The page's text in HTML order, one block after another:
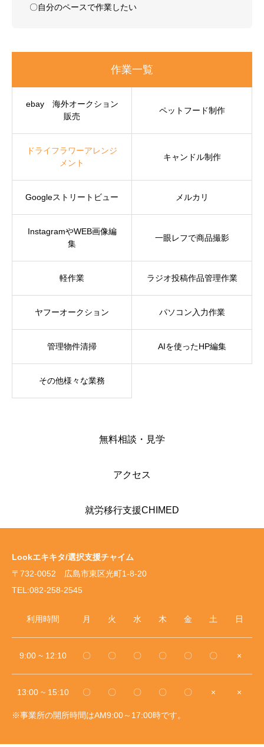
〇自分のペースで作業したい
作業一覧
ebay 海外オークション
販売
ペットフード制作
ドライフラワーアレンジ
メント
キャンドル制作
Googleストリートビュー メルカリ
InstagramやWEB画像編
集
一眼レフで商品撮影
軽作業 ラジオ投稿作品管理作業
ヤフーオークション パソコン入力作業
管理物件清掃 AIを使ったHP編集
その他様々な業務
無料相談・見学
アクセス
就労移行支援CHIMED
Lookエキキタ/選択支援チャイム
〒732-0052 広島市東区光町1-8-20
TEL:082-258-2545
利用時間 月 火 水 木 金 土 日
9:00 ~ 12:10 〇 〇 〇 〇 〇 〇 ×
13:00 ~ 15:10 〇 〇 〇 〇 〇 × ×
※事業所の開所時間はAM9:00～17:00時です。